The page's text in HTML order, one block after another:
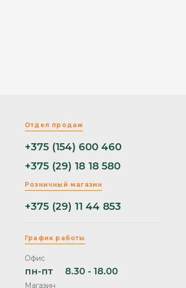
Отдел продаж
+375 (154) 600 460
+375 (29) 18 18 580
Розничный магазин
+375 (29) 11 44 853
График работы
Офис
пн-пт 8.30 - 18.00
Магазин